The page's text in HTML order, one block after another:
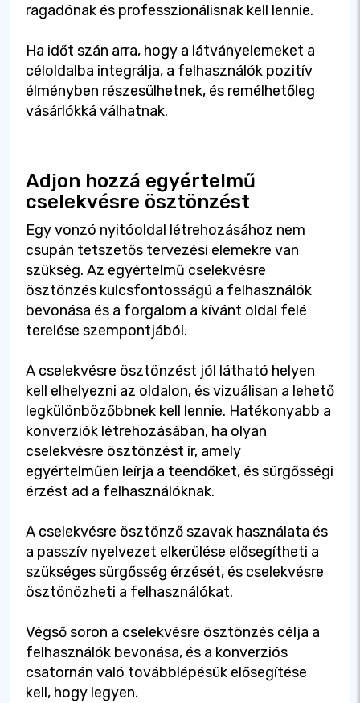
ragadónak és professzionálisnak kell lennie.
Ha időt szán arra, hogy a látványelemeket a
céloldalba integrálja, a felhasználók pozitív
élményben részesülhetnek, és remélhetőleg
vásárlókká válhatnak.
Adjon hozzá egyértelmű
cselekvésre ösztönzést
Egy vonzó nyitóoldal létrehozásához nem
csupán tetszetős tervezési elemekre van
szükség. Az egyértelmű cselekvésre
ösztönzés kulcsfontosságú a felhasználók
bevonása és a forgalom a kívánt oldal felé
terelése szempontjából.
A cselekvésre ösztönzést jól látható helyen
kell elhelyezni az oldalon, és vizuálisan a lehető
legkülönbözőbbnek kell lennie. Hatékonyabb a
konverziók létrehozásában, ha olyan
cselekvésre ösztönzést ír, amely
egyértelműen leírja a teendőket, és sürgősségi
érzést ad a felhasználóknak.
A cselekvésre ösztönző szavak használata és
a passzív nyelvezet elkerülése elősegítheti a
szükséges sürgősség érzését, és cselekvésre
ösztönözheti a felhasználókat.
Végső soron a cselekvésre ösztönzés célja a
felhasználók bevonása, és a konverziós
csatornán való továbblépésük elősegítése
kell, hogy legyen.